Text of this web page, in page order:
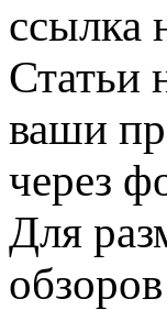
ссылка
Статьи
ваши
через
Для